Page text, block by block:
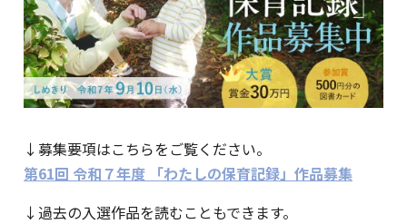
↓募集要項はこちらをご覧ください。
第61回 令和７年度 「わたしの保育記録」作品募集
↓過去の入選作品を読むこともできます。